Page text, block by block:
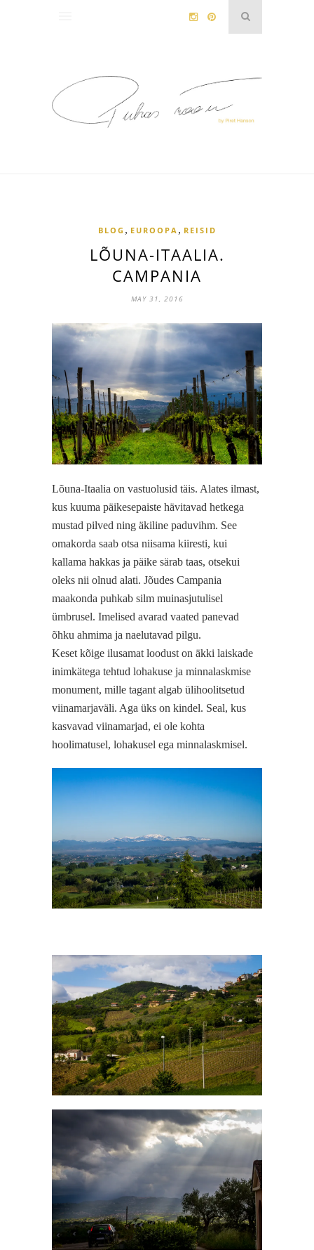
BLOG , EUROOPA , REISID
LÕUNA-ITAALIA.
CAMPANIA
MAY 31, 2016
Lõuna-Itaalia on vastuolusid täis. Alates ilmast,
kus kuuma päikesepaiste hävitavad hetkega
mustad pilved ning äkiline paduvihm. See
omakorda saab otsa niisama kiiresti, kui
kallama hakkas ja päike särab taas, otsekui
oleks nii olnud alati. Jõudes Campania
maakonda puhkab silm muinasjutulisel
ümbrusel. Imelised avarad vaated panevad
õhku ahmima ja naelutavad pilgu.
Keset kõige ilusamat loodust on äkki laiskade
inimkätega tehtud lohakuse ja minnalaskmise
monument, mille tagant algab ülihoolitsetud
viinamarjaväli. Aga üks on kindel. Seal, kus
kasvavad viinamarjad, ei ole kohta
hoolimatusel, lohakusel ega minnalaskmisel.